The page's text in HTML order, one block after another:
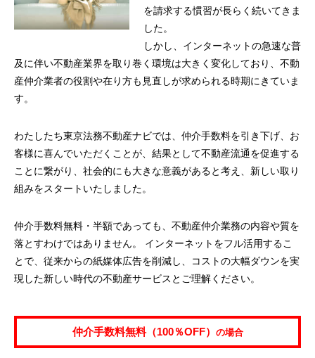
を請求する慣習が長らく続いてきま
した。
しかし、インターネットの急速な普
及に伴い不動産業界を取り巻く環境は大きく変化しており、不動
産仲介業者の役割や在り方も見直しが求められる時期にきていま
す。
わたしたち東京法務不動産ナビでは、仲介手数料を引き下げ、お
客様に喜んでいただくことが、結果として不動産流通を促進する
ことに繋がり、社会的にも大きな意義があると考え、新しい取り
組みをスタートいたしました。
仲介手数料無料・半額であっても、不動産仲介業務の内容や質を
落とすわけではありません。 インターネットをフル活用するこ
とで、従来からの紙媒体広告を削減し、コストの大幅ダウンを実
現した新しい時代の不動産サービスとご理解ください。
仲介手数料無料（100％OFF） の場合